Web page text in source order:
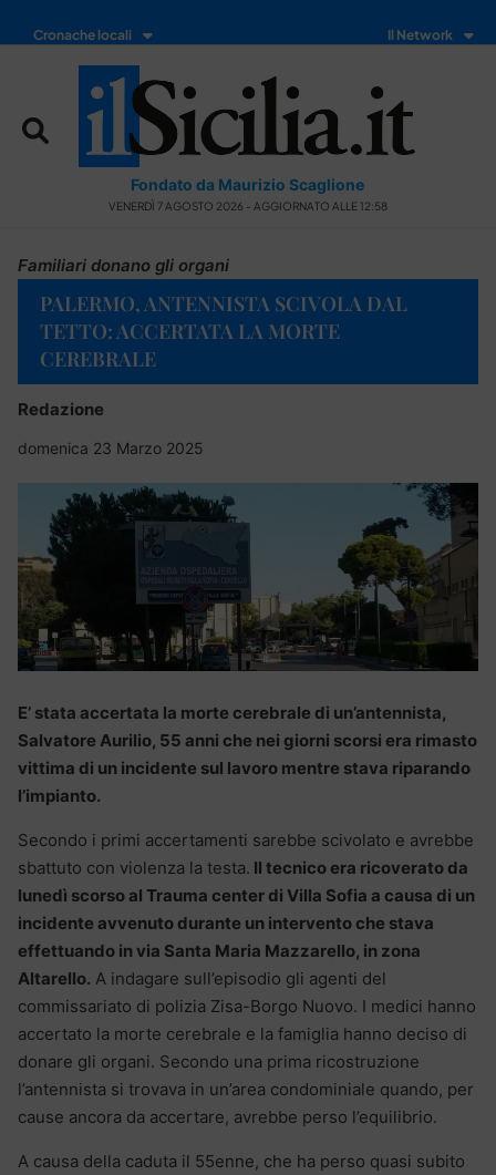
Cronache locali Il Network
Fondato da Maurizio Scaglione
VENERDÌ 7 AGOSTO 2026 - AGGIORNATO ALLE 12:58
Familiari donano gli organi
PALERMO, ANTENNISTA SCIVOLA DAL
TETTO: ACCERTATA LA MORTE
CEREBRALE
Redazione
domenica 23 Marzo 2025
E’ stata accertata la morte cerebrale di un’antennista,
Salvatore Aurilio, 55 anni che nei giorni scorsi era rimasto
vittima di un incidente sul lavoro mentre stava riparando
l’impianto.
Secondo i primi accertamenti sarebbe scivolato e avrebbe
sbattuto con violenza la testa. Il tecnico era ricoverato da
lunedì scorso al Trauma center di Villa Sofia a causa di un
incidente avvenuto durante un intervento che stava
effettuando in via Santa Maria Mazzarello, in zona
Altarello. A indagare sull’episodio gli agenti del
commissariato di polizia Zisa-Borgo Nuovo. I medici hanno
accertato la morte cerebrale e la famiglia hanno deciso di
donare gli organi. Secondo una prima ricostruzione
l’antennista si trovava in un’area condominiale quando, per
cause ancora da accertare, avrebbe perso l’equilibrio.
A causa della caduta il 55enne, che ha perso quasi subito